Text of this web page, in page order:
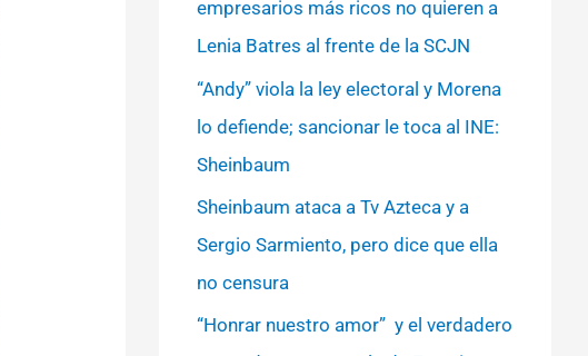
empresarios más ricos no quieren a
Lenia Batres al frente de la SCJN
“Andy” viola la ley electoral y Morena
lo defiende; sancionar le toca al INE:
Sheinbaum
Sheinbaum ataca a Tv Azteca y a
Sergio Sarmiento, pero dice que ella
no censura
“Honrar nuestro amor” y el verdadero